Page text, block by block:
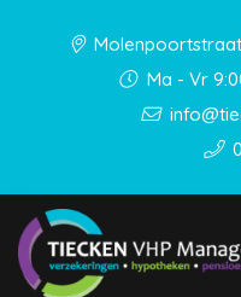
Molenpoortstraat
Ma - Vr